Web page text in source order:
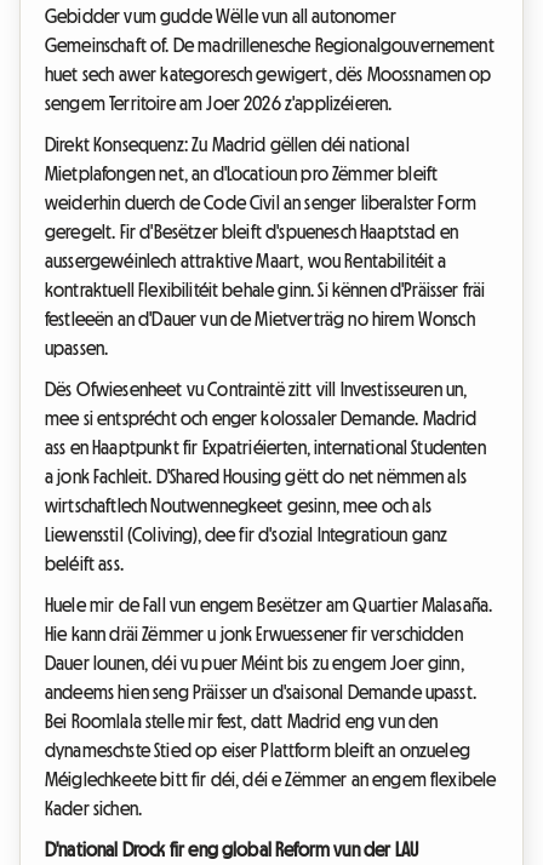
Gebidder vum gudde Wëlle vun all autonomer
Gemeinschaft of. De madrillenesche Regionalgouvernement
huet sech awer kategoresch gewigert, dës Moossnamen op
sengem Territoire am Joer 2026 z'applizéieren.
Direkt Konsequenz: Zu Madrid gëllen déi national
Mietplafongen net, an d'Locatioun pro Zëmmer bleift
weiderhin duerch de Code Civil an senger liberalster Form
geregelt. Fir d'Besëtzer bleift d'spuenesch Haaptstad en
aussergewéinlech attraktive Maart, wou Rentabilitéit a
kontraktuell Flexibilitéit behale ginn. Si kënnen d'Präisser fräi
festleeën an d'Dauer vun de Mietverträg no hirem Wonsch
upassen.
Dës Ofwiesenheet vu Contraintë zitt vill Investisseuren un,
mee si entsprécht och enger kolossaler Demande. Madrid
ass en Haaptpunkt fir Expatriéierten, international Studenten
a jonk Fachleit. D'Shared Housing gëtt do net nëmmen als
wirtschaftlech Noutwennegkeet gesinn, mee och als
Liewensstil (Coliving), dee fir d'sozial Integratioun ganz
beléift ass.
Huele mir de Fall vun engem Besëtzer am Quartier Malasaña.
Hie kann dräi Zëmmer u jonk Erwuessener fir verschidden
Dauer lounen, déi vu puer Méint bis zu engem Joer ginn,
andeems hien seng Präisser un d'saisonal Demande upasst.
Bei Roomlala stelle mir fest, datt Madrid eng vun den
dynameschste Stied op eiser Plattform bleift an onzueleg
Méiglechkeete bitt fir déi, déi e Zëmmer an engem flexibele
Kader sichen.
D'national Drock fir eng global Reform vun der LAU